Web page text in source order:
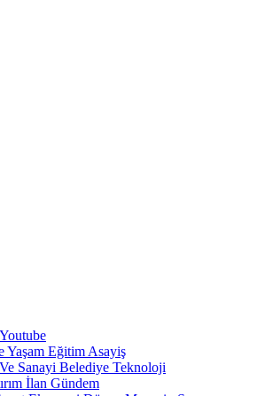
Youtube
Yaşam Eğitim Asayiş
Sanayi Belediye Teknoloji
İlan Gündem